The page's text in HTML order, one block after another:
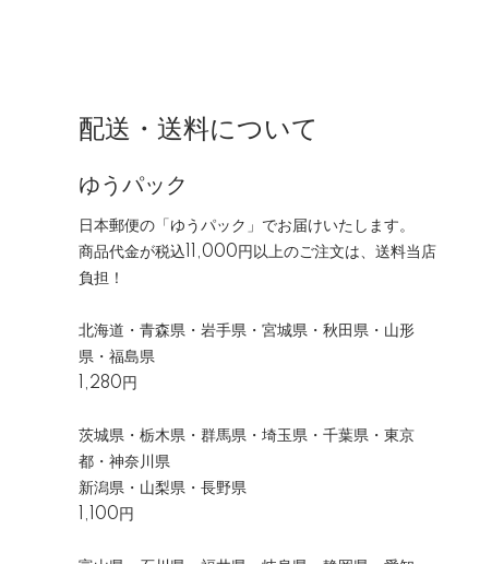
配送・送料について
ゆうパック
日本郵便の「ゆうパック」でお届けいたします。
商品代金が税込11,000円以上のご注文は、送料当店
負担！
北海道・青森県・岩手県・宮城県・秋田県・山形
県・福島県
1,280円
茨城県・栃木県・群馬県・埼玉県・千葉県・東京
都・神奈川県
新潟県・山梨県・長野県
1,100円